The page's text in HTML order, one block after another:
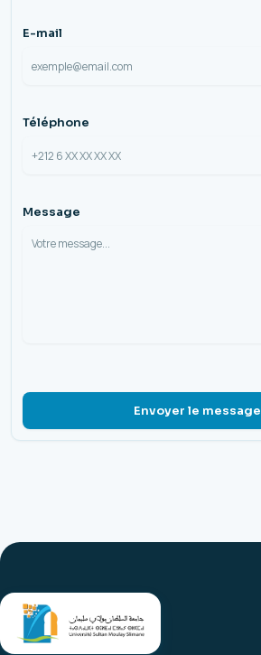
E-mail
Téléphone
Message
Envoyer le message